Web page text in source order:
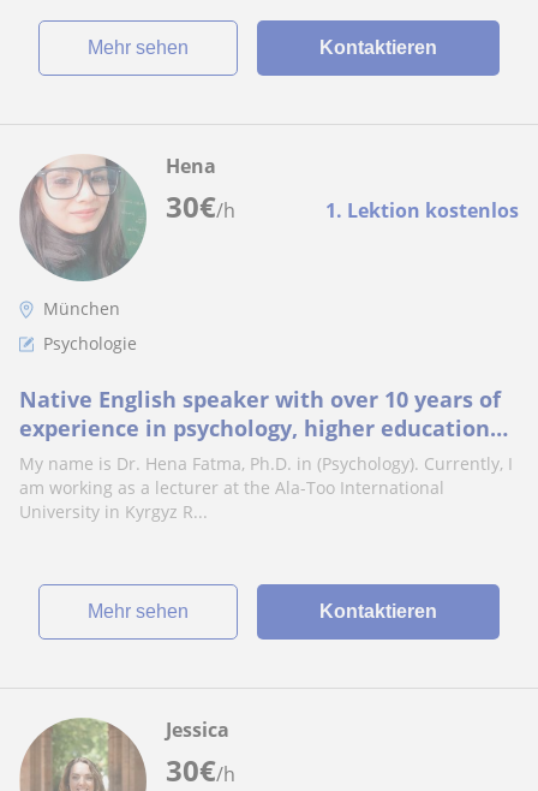
Mehr sehen Kontaktieren
30€/h 1. Lektion kostenlos
Hena
München
Psychologie
Native English speaker with over 10 years of
experience in psychology, higher educational
research and teaching, as well as 8 year
My name is Dr. Hena Fatma, Ph.D. in (Psychology). Currently, I
am working as a lecturer at the Ala-Too International
University in Kyrgyz R...
Mehr sehen Kontaktieren
30€/h
Jessica